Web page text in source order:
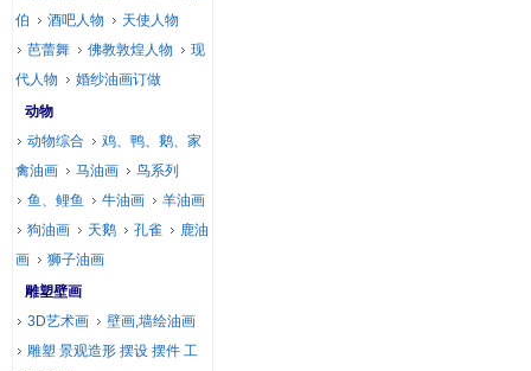
伯
酒吧人物
天使人物
芭蕾舞
佛教敦煌人物
现
代人物
婚纱油画订做
动物
动物综合
鸡、鸭、鹅、家
禽油画
马油画
鸟系列
鱼、鲤鱼
牛油画
羊油画
狗油画
天鹅 孔雀
鹿油
画
狮子油画
雕塑壁画
3D艺术画
壁画,墙绘油画
雕塑 景观造形 摆设 摆件 工